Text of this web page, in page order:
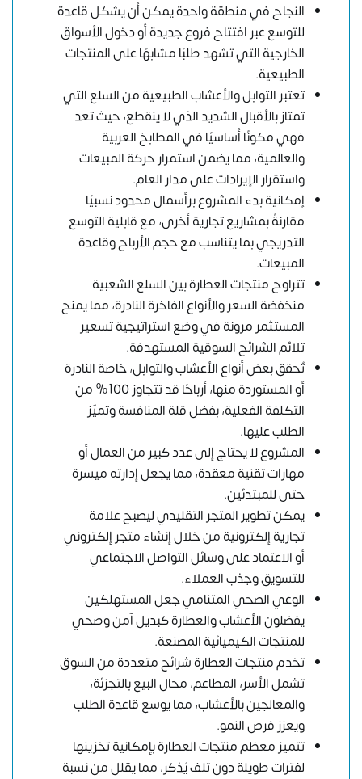
النجاح في منطقة واحدة يمكن أن يشكل قاعدة
للتوسع عبر افتتاح فروع جديدة أو دخول الأسواق
الخارجية التي تشهد طلبًا مشابهًا على المنتجات
الطبيعية.
تعتبر التوابل والأعشاب الطبيعية من السلع التي
تمتاز بالأقبال الشديد الذي لا ينقطع، حيث تعد
فهي مكونًا أساسيًا في المطابخ العربية
والعالمية، مما يضمن استمرار حركة المبيعات
واستقرار الإيرادات على مدار العام.
إمكانية بدء المشروع برأسمال محدود نسبيًا
مقارنةً بمشاريع تجارية أخرى، مع قابلية التوسع
التدريجي بما يتناسب مع حجم الأرباح وقاعدة
المبيعات.
تتراوح منتجات العطارة بين السلع الشعبية
منخفضة السعر والأنواع الفاخرة النادرة، مما يمنح
المستثمر مرونة في وضع استراتيجية تسعير
تلائم الشرائح السوقية المستهدفة.
تُحقق بعض أنواع الأعشاب والتوابل، خاصة النادرة
أو المستوردة منها، أرباحًا قد تتجاوز 100% من
التكلفة الفعلية، بفضل قلة المنافسة وتميّز
الطلب عليها.
المشروع لا يحتاج إلى عدد كبير من العمال أو
مهارات تقنية معقدة، مما يجعل إدارته ميسرة
حتى للمبتدئين.
يمكن تطوير المتجر التقليدي ليصبح علامة
تجارية إلكترونية من خلال إنشاء متجر إلكتروني
أو الاعتماد على وسائل التواصل الاجتماعي
للتسويق وجذب العملاء.
الوعي الصحي المتنامي جعل المستهلكين
يفضلون الأعشاب والعطارة كبديل آمن وصحي
للمنتجات الكيميائية المصنعة.
تخدم منتجات العطارة شرائح متعددة من السوق
تشمل الأسر، المطاعم، محال البيع بالتجزئة،
والمعالجين بالأعشاب، مما يوسع قاعدة الطلب
ويعزز فرص النمو.
تتميز معظم منتجات العطارة بإمكانية تخزينها
لفترات طويلة دون تلف يُذكر، مما يقلل من نسبة